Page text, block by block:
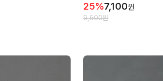
25%7,100원
9,500원